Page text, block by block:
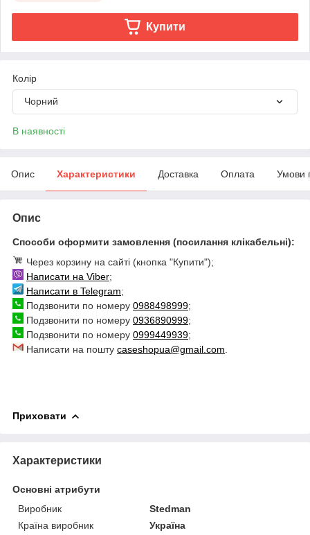
Купити
Колір
Чорний
В наявності
Опис Характеристики Доставка Оплата Умови
Опис
Способи оформити замовлення (посилання клікабельні):
Через корзину на сайті (кнопка "Купити");
Написати на Viber;
Написати в Telegram;
Подзвонити по номеру 0988498999;
Подзвонити по номеру 0936890999;
Подзвонити по номеру 0999449939;
Написати на пошту caseshopua@gmail.com
Приховати
Характеристики
Основні атрибути
Виробник
Stedman
Країна виробник
Україна